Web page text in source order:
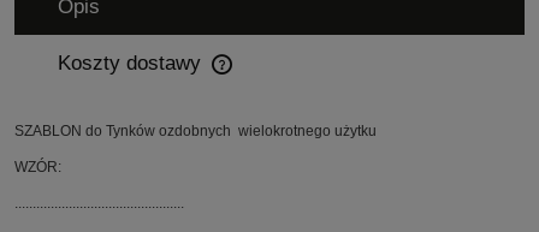
Opis
Koszty dostawy
Cena nie zawiera ewentualnych kosztów płatności
SZABLON do Tynków ozdobnych wielokrotnego użytku
WZÓR:
...............................................